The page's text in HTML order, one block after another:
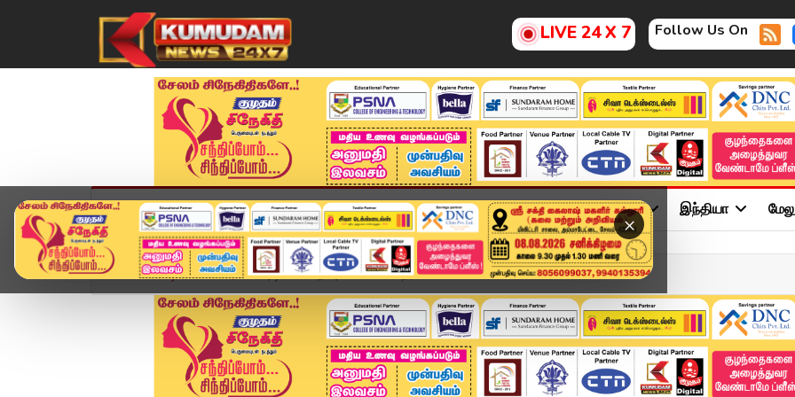
LIVE 24 X 7 Follow Us On
×
முகப்பு விளையாட்டு அண்மை தமிழ்நாடு சினிமா அரசியல் விளையாட்டு இந்தியா
Home வீடியோ ஸ்டோரி புஷ்பா-2 சிறப்புக் காட்சி - நெரிசலால் பெண் பலி?...